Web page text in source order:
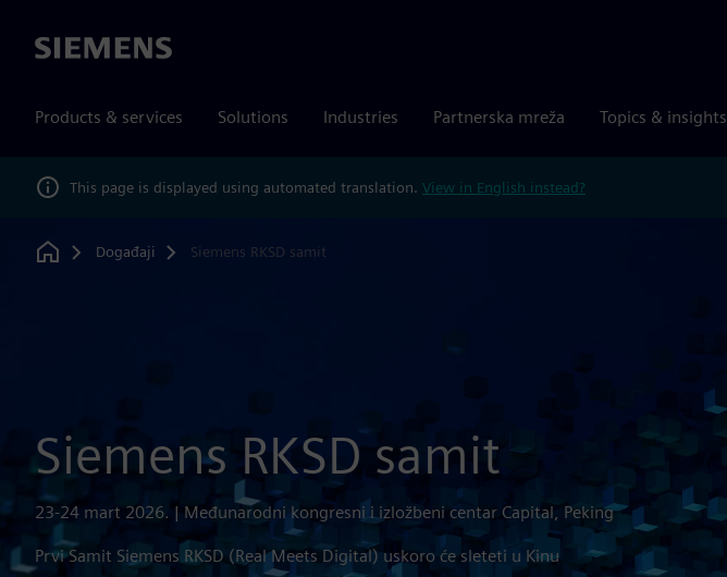
Siemens
Products & services Solutions Industries Partnerska mreža Topics & insights
This page is displayed using automated translation. View in English instead?
Home
Događaji Siemens RKSD samit
Siemens RKSD samit
23-24 mart 2026. | Međunarodni kongresni i izložbeni centar Capital, Peking
Prvi Samit Siemens RKSD (Real Meets Digital) uskoro će sleteti u Kinu